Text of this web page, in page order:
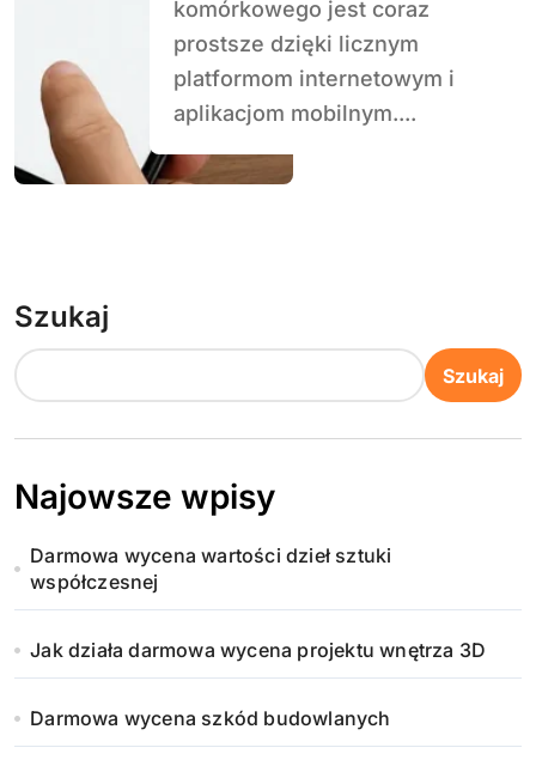
komórkowego jest coraz
prostsze dzięki licznym
platformom internetowym i
aplikacjom mobilnym....
Szukaj
Szukaj
Najowsze wpisy
Darmowa wycena wartości dzieł sztuki
współczesnej
Jak działa darmowa wycena projektu wnętrza 3D
Darmowa wycena szkód budowlanych